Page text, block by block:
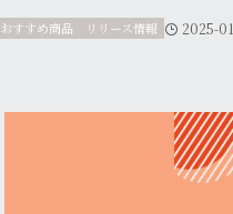
おすすめ商品 リリース情報 2025-